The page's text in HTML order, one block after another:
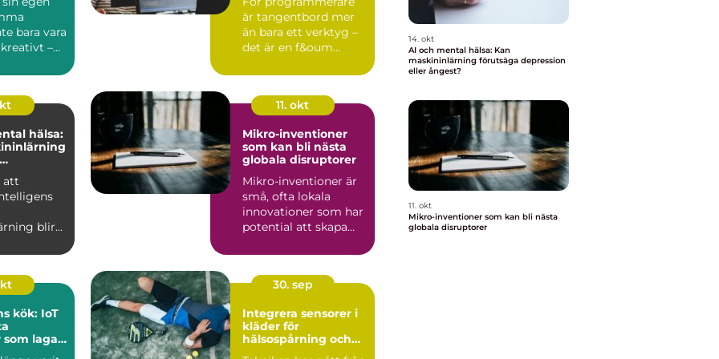
bara vara
–
är tangentbord mer
än bara ett verktyg –
det är en f&oum...
hälsa:
att
blir
11. okt
Mikro-inventioner
som kan bli nästa
globala disruptorer
Mikro-inventioner är
små, ofta lokala
innovationer som har
potential att skapa
kök: IoT
lagar
30. sep
Integrera sensorer i
kläder för
hälsospårning och
14. okt
AI och mental hälsa: Kan
maskininlärning förutsäga depression
eller ångest?
11. okt
Mikro-inventioner som kan bli nästa
globala disruptorer